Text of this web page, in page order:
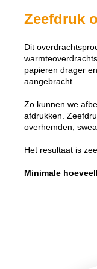
Zeefdruk
Dit
papieren drager
aangebracht.
Zo kunnen we
afdrukken.
overhemden,
Het resultaat is
Minimale